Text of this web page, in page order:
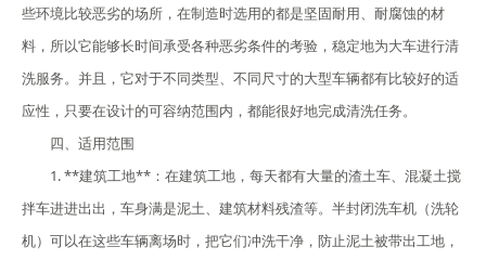
些环境比较恶劣的场所，在制造时选用的都是坚固耐用、耐腐蚀的材
料，所以它能够长时间承受各种恶劣条件的考验，稳定地为大车进行清
洗服务。并且，它对于不同类型、不同尺寸的大型车辆都有比较好的适
应性，只要在设计的可容纳范围内，都能很好地完成清洗任务。
四、适用范围
1. **建筑工地**：在建筑工地，每天都有大量的渣土车、混凝土搅
拌车进进出出，车身满是泥土、建筑材料残渣等。半封闭洗车机（洗轮
机）可以在这些车辆离场时，把它们冲洗干净，防止泥土被带出工地，